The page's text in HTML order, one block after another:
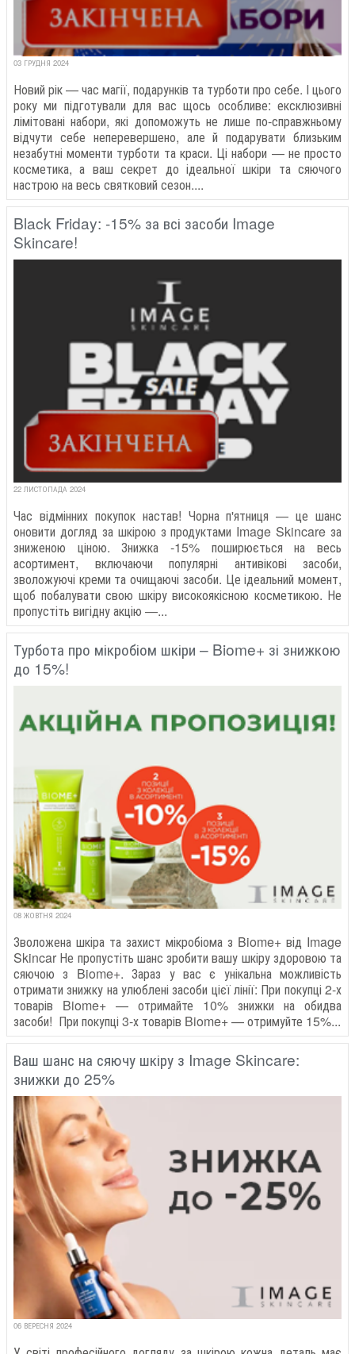
03 ГРУДНЯ 2024
Новий рік — час магії, подарунків та турботи про себе. І цього
року ми підготували для вас щось особливе: ексклюзивні
лімітовані набори, які допоможуть не лише по-справжньому
відчути себе неперевершено, але й подарувати близьким
незабутні моменти турботи та краси. Ці набори — не просто
косметика, а ваш секрет до ідеальної шкіри та сяючого
настрою на весь святковий сезон....
Black Friday: -15% за всі засоби Image
Skincare!
22 ЛИСТОПАДА 2024
Час відмінних покупок настав! Чорна п'ятниця — це шанс
оновити догляд за шкірою з продуктами Image Skincare за
зниженою ціною. Знижка -15% поширюється на весь
асортимент, включаючи популярні антивікові засоби,
зволожуючі креми та очищаючі засоби. Це ідеальний момент,
щоб побалувати свою шкіру високоякісною косметикою. Не
пропустіть вигідну акцію —...
Турбота про мікробіом шкіри – Biome+ зі знижкою
до 15%!
08 ЖОВТНЯ 2024
Зволожена шкіра та захист мікробіома з Biome+ від Image
Skincar Не пропустіть шанс зробити вашу шкіру здоровою та
сяючою з Biome+. Зараз у вас є унікальна можливість
отримати знижку на улюблені засоби цієї лінії: При покупці 2-х
товарів Biome+ — отримайте 10% знижки на обидва
засоби! При покупці 3-х товарів Biome+ — отримуйте 15%...
Ваш шанс на сяючу шкіру з Image Skincare:
знижки до 25%
06 ВЕРЕСНЯ 2024